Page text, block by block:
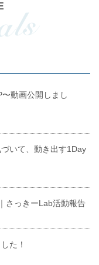
〜動画公開しまし
いて、動き出す1Day
さっきーLab活動報告
た！